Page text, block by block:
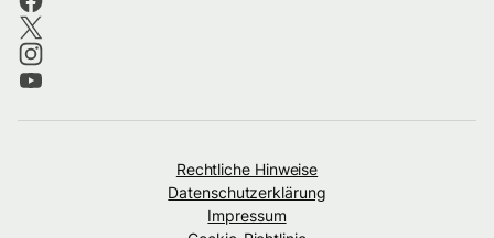
Rechtliche Hinweise
Datenschutzerklärung
Impressum